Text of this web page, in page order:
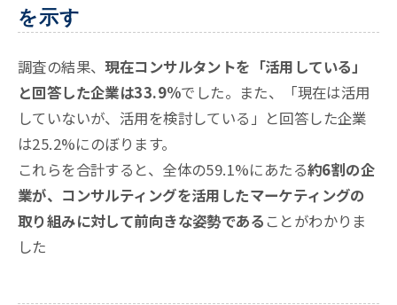
を示す
調査の結果、現在コンサルタントを「活用している」
と回答した企業は33.9%でした。また、「現在は活用
していないが、活用を検討している」と回答した企業
は25.2%にのぼります。
これらを合計すると、全体の59.1%にあたる約6割の企
業が、コンサルティングを活用したマーケティングの
取り組みに対して前向きな姿勢である ことがわかりま
した